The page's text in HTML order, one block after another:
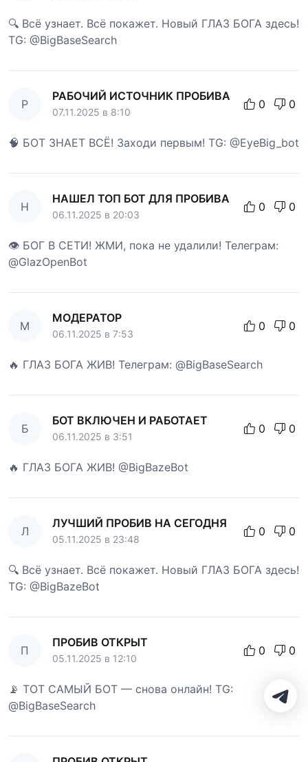
🔍 Всё узнает. Всё покажет. Новый ГЛАЗ БОГА здесь!
TG: @BigBaseSearch
Р
РАБОЧИЙ ИСТОЧНИК ПРОБИВА
07.11.2025 в 8:10
0 0
🧠 БОТ ЗНАЕТ ВСЁ! Заходи первым! TG: @EyeBig_bot
Н
НАШЕЛ ТОП БОТ ДЛЯ ПРОБИВА
06.11.2025 в 20:03
0 0
👁 БОГ В СЕТИ! ЖМИ, пока не удалили! Телеграм:
@GlazOpenBot
М
МОДЕРАТОР
06.11.2025 в 7:53
0 0
🔥 ГЛАЗ БОГА ЖИВ! Телеграм: @BigBaseSearch
Б
БОТ ВКЛЮЧЕН И РАБОТАЕТ
06.11.2025 в 3:51
0 0
🔥 ГЛАЗ БОГА ЖИВ! @BigBazeBot
Л
ЛУЧШИЙ ПРОБИВ НА СЕГОДНЯ
05.11.2025 в 23:48
0 0
🔍 Всё узнает. Всё покажет. Новый ГЛАЗ БОГА здесь!
TG: @BigBazeBot
П
ПРОБИВ ОТКРЫТ
05.11.2025 в 12:10
0 0
📡 ТОТ САМЫЙ БОТ — снова онлайн! TG:
@BigBaseSearch